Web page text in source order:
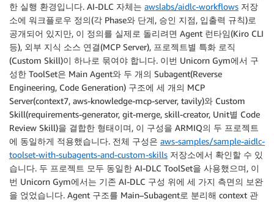
한 실행 환경입니다. AI-DLC 자체는 awslabs/aidlc-workflows 저장
소에 워크플로우 정의(각 Phase와 단계, 승인 지점, 입출력 규칙)로
공개되어 있지만, 이 정의를 실제로 돌리려면 Agent 런타임(Kiro CLI
등), 외부 지식 소스 연결(MCP Server), 프로젝트별 특화 로직
(Custom Skill)이 하나로 묶여야 합니다. 이번 Unicorn Gym에서 구
성한 ToolSet은 Main Agent와 두 개의 Subagent(Reverse
Engineering, Code Generation) 구조에 세 개의 MCP
Server(context7, aws-knowledge-mcp-server, tavily)와 Custom
Skill(requirements-generator, git-merge, skill-creator, Unit별 Code
Review Skill)을 결합한 형태이며, 이 구성을 ARMIQ의 두 프로젝트
에 동일하게 적용했습니다. 전체 구성은 aws-samples/sample-aidlc-
toolset-with-subagents-and-custom-skills 저장소에서 확인할 수 있
습니다. 두 프로젝트 모두 동일한 AI-DLC ToolSet을 사용했으며, 이
번 Unicorn Gym에서는 기존 AI-DLC 구성 위에 세 가지 측면의 보완
을 얹었습니다. Agent 구조를 Main–Subagent로 분리해 context 관